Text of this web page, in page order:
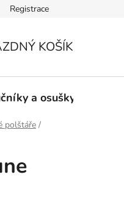
Registrace
KOŠÍK
a osušky - frotté
polštáře /